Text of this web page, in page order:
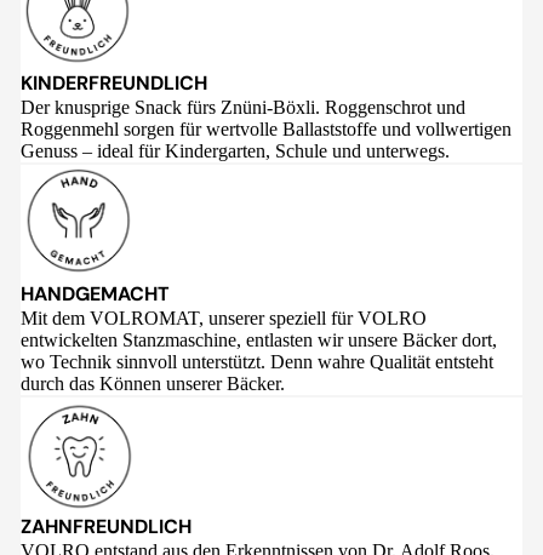
KINDERFREUNDLICH
Der knusprige Snack fürs Znüni-Böxli. Roggenschrot und
Roggenmehl sorgen für wertvolle Ballaststoffe und vollwertigen
Genuss – ideal für Kindergarten, Schule und unterwegs.
HANDGEMACHT
Mit dem VOLROMAT, unserer speziell für VOLRO
entwickelten Stanzmaschine, entlasten wir unsere Bäcker dort,
wo Technik sinnvoll unterstützt. Denn wahre Qualität entsteht
durch das Können unserer Bäcker.
ZAHNFREUNDLICH
VOLRO entstand aus den Erkenntnissen von Dr. Adolf Roos,